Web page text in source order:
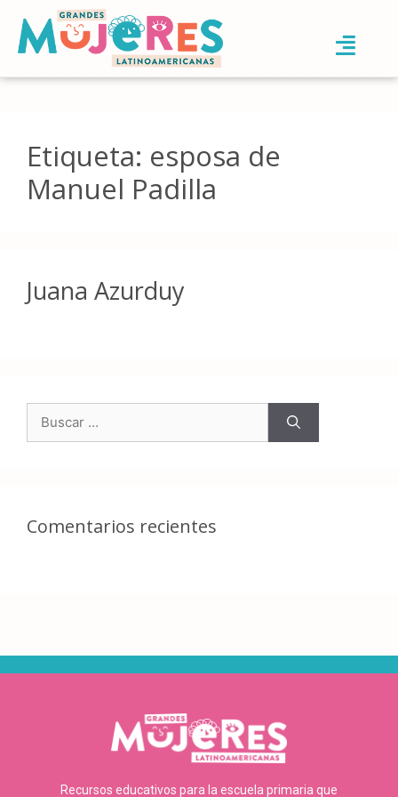
Etiqueta: esposa de
Manuel Padilla
Juana Azurduy
Comentarios recientes
Recursos educativos para la escuela primaria que